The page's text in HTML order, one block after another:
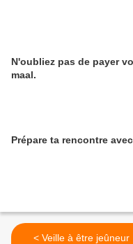
N'oubliez pas de payer
maal.
Prépare ta rencontre
< Veille à être jeûneur